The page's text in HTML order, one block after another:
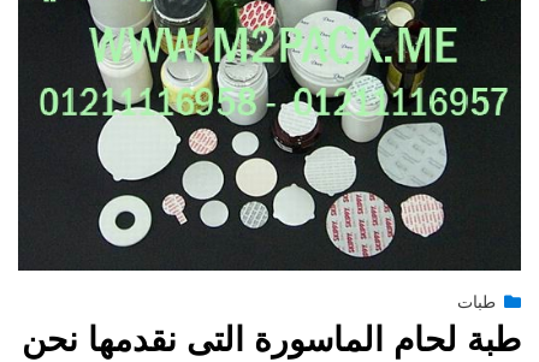
engmansyPosted
يونيو 28, 2015
طبات
طبة لحام الماسورة التى نقدمها نحن